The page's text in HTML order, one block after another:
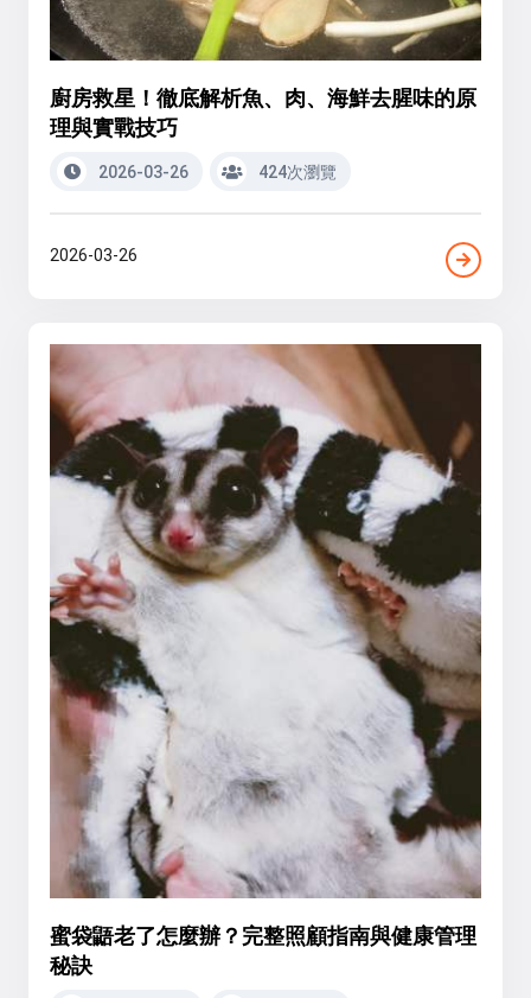
廚房救星！徹底解析魚、肉、海鮮去腥味的原
理與實戰技巧
2026-03-26 424次瀏覽
2026-03-26
蜜袋鼯老了怎麼辦？完整照顧指南與健康管理
秘訣